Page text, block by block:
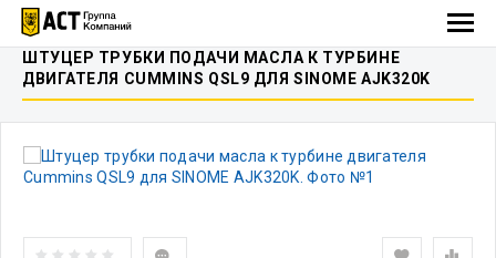
ШТУЦЕР ТРУБКИ ПОДАЧИ МАСЛА К ТУРБИНЕ
ДВИГАТЕЛЯ CUMMINS QSL9 ДЛЯ SINOME AJK320K